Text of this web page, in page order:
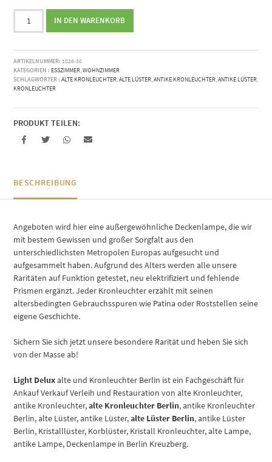
Ring
Coin
|
alte
Kronleuchter
Menge
IN DEN WARENKORB
ARTIKELNUMMER: 1026-30
KATEGORIEN : ESSZIMMER,WOHNZIMMER
SCHLAGWÖRTER : ALTE KRONLEUCHTER,ALTE LÜSTER,ANTIKE KRONLEUCHTER,ANTIKE LÜSTER,
KRONLEUCHTER
PRODUKT TEILEN:
BESCHREIBUNG
Angeboten wird hier eine außergewöhnliche Deckenlampe, die wir
mit bestem Gewissen und großer Sorgfalt aus den
unterschiedlichsten Metropolen Europas aufgesucht und
aufgesammelt haben. Aufgrund des Alters werden alle unsere
Raritäten auf Funktion getestet, neu elektrifiziert und fehlende
Prismen ergänzt. Jeder Kronleuchter erzählt mit seinen
altersbedingten Gebrauchsspuren wie Patina oder Roststellen seine
eigene Geschichte.
Sichern Sie sich jetzt unsere besondere Rarität und heben Sie sich
von der Masse ab!
Light Deluxalte und Kronleuchter Berlin ist ein Fachgeschäft für
Ankauf Verkauf Verleih und Restauration von alte Kronleuchter,
antike Kronleuchter,alte Kronleuchter Berlin, antike Kronleuchter
Berlin, alte Lüster, antike Lüster,alte Lüster Berlin, antike Lüster
Berlin, Kristalllüster, Korblüster, Kristall Kronleuchter, alte Lampe,
antike Lampe, Deckenlampe in Berlin Kreuzberg.